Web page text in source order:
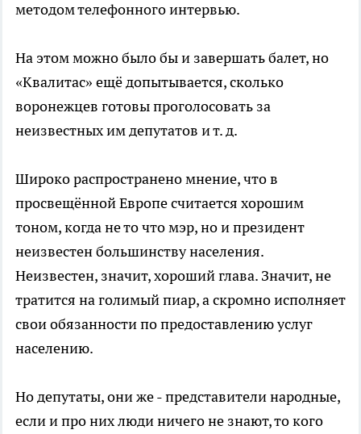
методом телефонного интервью.
На этом можно было бы и завершать балет, но
«Квалитас» ещё допытывается, сколько
воронежцев готовы проголосовать за
неизвестных им депутатов и т. д.
Широко распространено мнение, что в
просвещённой Европе считается хорошим
тоном, когда не то что мэр, но и президент
неизвестен большинству населения.
Неизвестен, значит, хороший глава. Значит, не
тратится на голимый пиар, а скромно исполняет
свои обязанности по предоставлению услуг
населению.
Но депутаты, они же - представители народные,
если и про них люди ничего не знают, то кого